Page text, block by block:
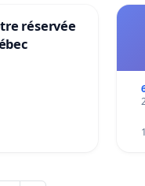
réservée